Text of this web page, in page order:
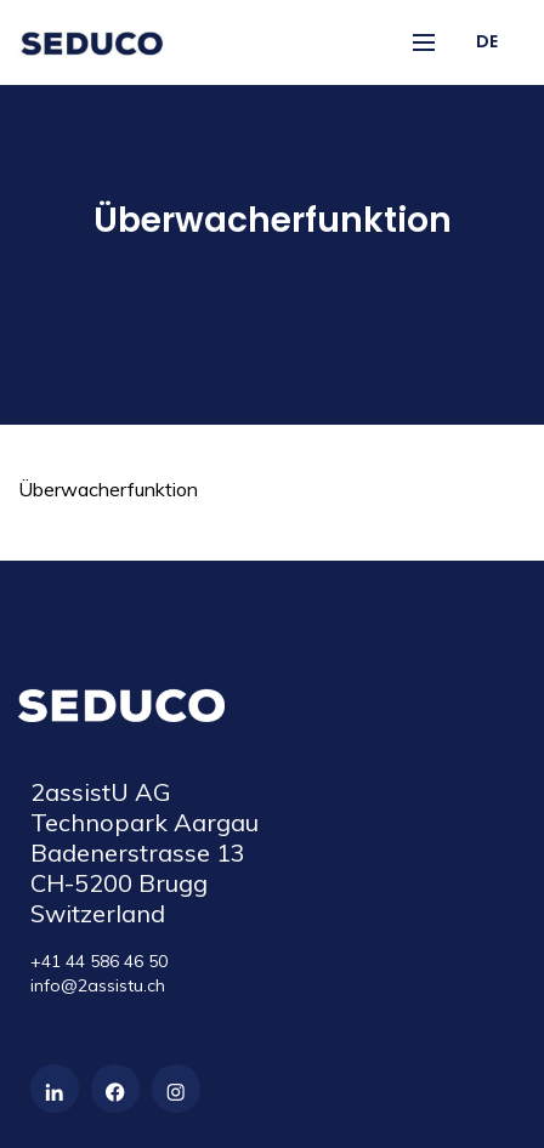
DE
Überwacherfunktion
Überwacherfunktion
2assistU AG
Technopark Aargau
Badenerstrasse 13
CH-5200 Brugg
Switzerland
+41 44 586 46 50
info@2assistu.ch